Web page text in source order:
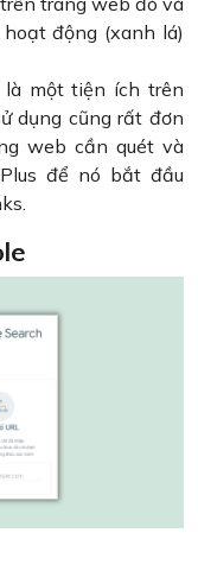
động (xanh lá)
là một tiện ích trên
dụng cũng rất đơn
web cần quét và
để nó bắt đầu